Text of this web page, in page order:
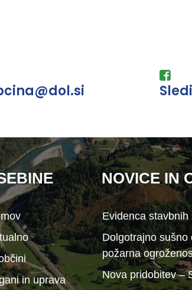
in uprava
NOVICE IN
Evidenca stavbnih
Dolgotrajno
požarna
Nova pridobitev –